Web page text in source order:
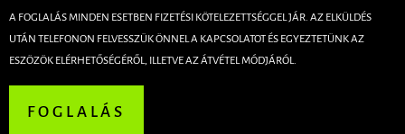
A FOGLALÁS MINDEN ESETBEN FIZETÉSI KÖTELEZETTSÉGGEL JÁR. AZ ELKÜLDÉS
UTÁN TELEFONON FELVESSZÜK ÖNNEL A KAPCSOLATOT ÉS EGYEZTETÜNK AZ
ESZÖZÖK ELÉRHETŐSÉGÉRŐL, ILLETVE AZ ÁTVÉTEL MÓDJÁRÓL.
FOGLALÁS